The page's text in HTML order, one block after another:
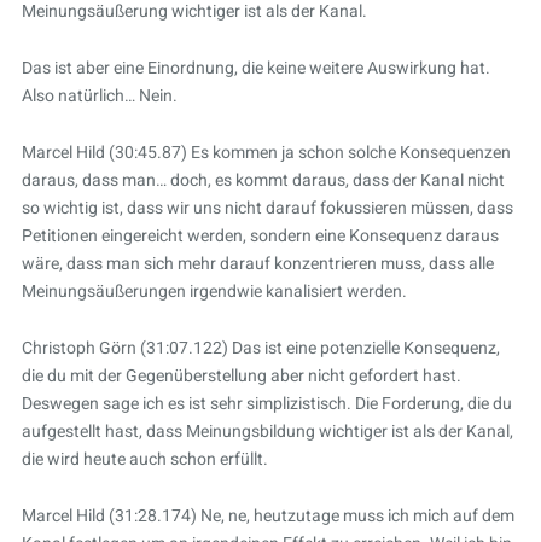
Meinungsäußerung wichtiger ist als der Kanal.
Das ist aber eine Einordnung, die keine weitere Auswirkung hat.
Also natürlich… Nein.
Marcel Hild (30:45.87) Es kommen ja schon solche Konsequenzen
daraus, dass man… doch, es kommt daraus, dass der Kanal nicht
so wichtig ist, dass wir uns nicht darauf fokussieren müssen, dass
Petitionen eingereicht werden, sondern eine Konsequenz daraus
wäre, dass man sich mehr darauf konzentrieren muss, dass alle
Meinungsäußerungen irgendwie kanalisiert werden.
Christoph Görn (31:07.122) Das ist eine potenzielle Konsequenz,
die du mit der Gegenüberstellung aber nicht gefordert hast.
Deswegen sage ich es ist sehr simplizistisch. Die Forderung, die du
aufgestellt hast, dass Meinungsbildung wichtiger ist als der Kanal,
die wird heute auch schon erfüllt.
Marcel Hild (31:28.174) Ne, ne, heutzutage muss ich mich auf dem